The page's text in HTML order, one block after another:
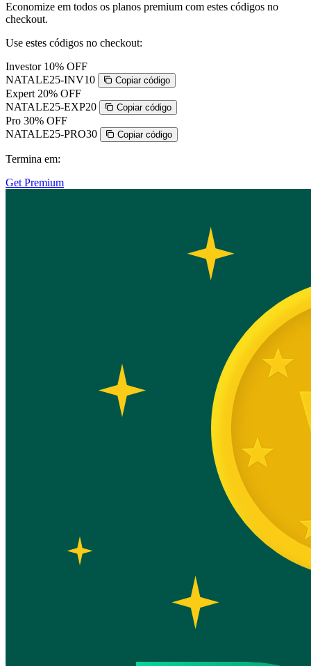
Economize em todos os planos premium com estes códigos no
checkout.
Use estes códigos no checkout:
Investor 10% OFF
NATALE25-INV10
Copiar código
Expert 20% OFF
NATALE25-EXP20
Copiar código
Pro 30% OFF
NATALE25-PRO30
Copiar código
Termina em:
Get Premium